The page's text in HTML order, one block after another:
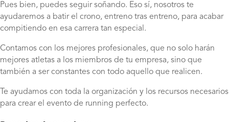
Pues bien, puedes seguir soñando. Eso sí, nosotros te
ayudaremos a batir el crono, entreno tras entreno, para acabar
compitiendo en esa carrera tan especial.
Contamos con los mejores profesionales, que no solo harán
mejores atletas a los miembros de tu empresa, sino que
también a ser constantes con todo aquello que realicen.
Te ayudamos con toda la organización y los recursos necesarios
para crear el evento de running perfecto.